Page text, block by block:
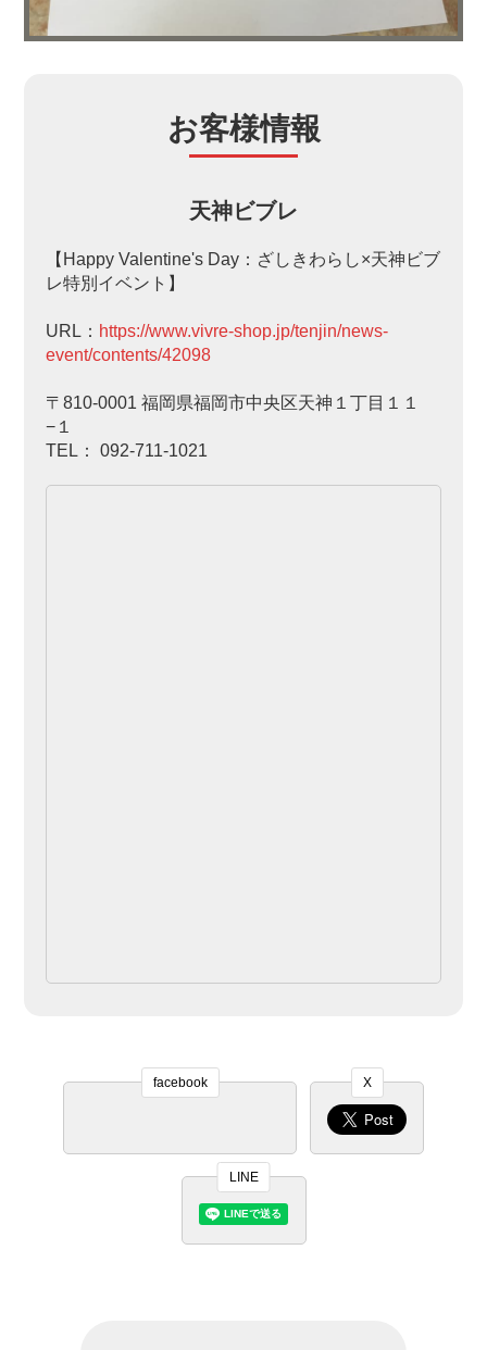
お客様情報
天神ビブレ
【Happy Valentine's Day：ざしきわらし×天神ビブ
レ特別イベント】
URL： https://www.vivre-shop.jp/tenjin/news-
event/contents/42098
〒810-0001 福岡県福岡市中央区天神１丁目１１
−１
TEL： 092-711-1021
facebook X
LINE